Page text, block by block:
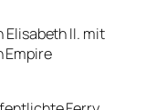
Elisabeth II. mit
Empire